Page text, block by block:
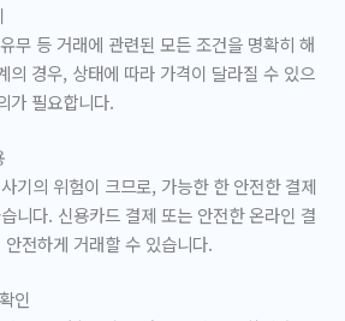
무 등 거래에 관련된 모든 조건을 명확히 해
의 경우, 상태에 따라 가격이 달라질 수 있으
가 필요합니다.
기의 위험이 크므로, 가능한 한 안전한 결제
니다. 신용카드 결제 또는 안전한 온라인 결
전하게 거래할 수 있습니다.
인